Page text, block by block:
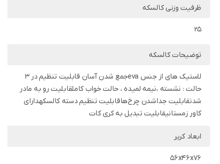
ظرفیت وزنی کالسکه
25
توضیحات کالسکه
لاستیک های از جنس evaجمع شدن آسان قابلیت تنظیم در 3
حالت : نشسته ،نیمه لمیده ، حالت خواب کاملقابلیت رو به مادر
شدنقابلیت جداشدن چرخ‌هاقابلیت تنظیم دسته کالسکهدارای
کاور زمستانیقابلیت تبدیل به کری کات
ابعاد کریر
56x46x76